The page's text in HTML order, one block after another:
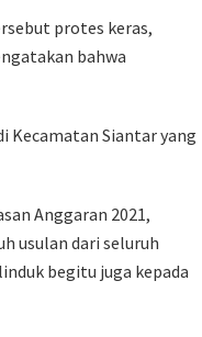
protes keras,
bahwa
Kecamatan Siantar yang
Anggaran 2021,
usulan dari seluruh
begitu juga kepada